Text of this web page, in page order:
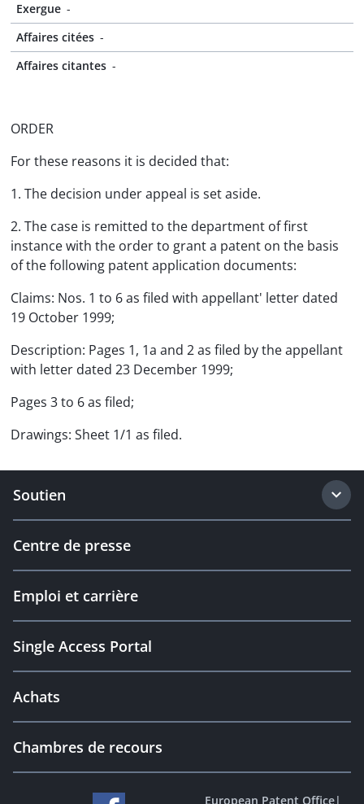
Exergue -
Affaires citées -
Affaires citantes -
ORDER
For these reasons it is decided that:
1. The decision under appeal is set aside.
2. The case is remitted to the department of first
instance with the order to grant a patent on the basis
of the following patent application documents:
Claims: Nos. 1 to 6 as filed with appellant' letter dated
19 October 1999;
Description: Pages 1, 1a and 2 as filed by the appellant
with letter dated 23 December 1999;
Pages 3 to 6 as filed;
Drawings: Sheet 1/1 as filed.
Soutien
Centre de presse
Emploi et carrière
Single Access Portal
Achats
Chambres de recours
European Patent Office|